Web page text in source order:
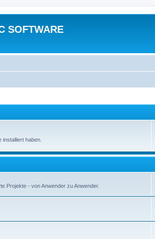
SOFTWARE
haben.
Projekte - von Anwender zu Anwender.